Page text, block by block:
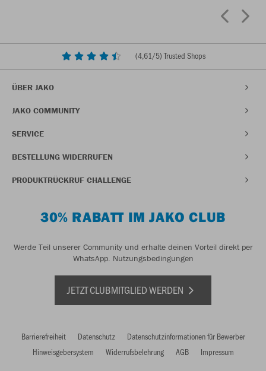
(4,61/5) Trusted Shops
ÜBER JAKO
JAKO COMMUNITY
SERVICE
BESTELLUNG WIDERRUFEN
PRODUKTRÜCKRUF CHALLENGE
30% RABATT IM JAKO CLUB
Werde Teil unserer Community und erhalte deinen Vorteil direkt per
WhatsApp. Nutzungsbedingungen
JETZT CLUBMITGLIED WERDEN
Barrierefreiheit Datenschutz
Datenschutzinformationen für Bewerber
Hinweisgebersystem
Widerrufsbelehrung AGB Impressum